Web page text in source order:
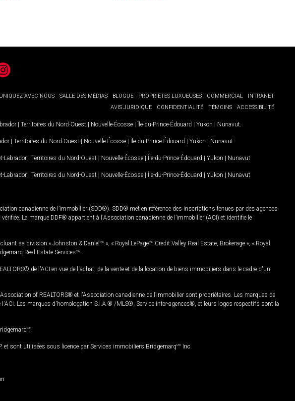
AVEC NOUS SALLE DES MÉDIAS BLOGUE PROPRIÉTÉS LUXUEUSES COMMERCIAL
INTRANET
AVIS JURIDIQUE
CONFIDENTIALITÉ TÉMOINS ACCESSIBILITÉ
| Territoires du Nord-Ouest | Nouvelle-Écosse | Île-du-Prince-Édouard | Yukon | Nunavut
| Territoires du Nord-Ouest | Nouvelle-Écosse | Île-du-Prince-Édouard | Yukon | Nunavut
Labrador | Territoires du Nord-Ouest | Nouvelle-Écosse | Île-du-Prince-Édouard | Yukon | Nunavut
Labrador | Territoires du Nord-Ouest | Nouvelle-Écosse | Île-du-Prince-Édouard | Yukon | Nunavut
canadienne de l’immobilier (SDD®). SDD® met en référence des inscriptions tenues par des agences
La marque DDF® appartient à l'Association canadienne de l’immobilier (ACI) et identifie le
sa division « Johnston & Daniel MD », « Royal LePageMD Credit Valley Real Estate, Brokerage », « Royal
Real Estate ServicesMD
de l'ACI en vue de l'achat, de la vente et de la location de biens immobiliers dans le cadre d'un
of REALTORS® et l'Association canadienne de l’immobilier sont propriétaires. Les marques de
Les marques d'homologation S.I.A.® /MLS®, Service inter-agences®, et leurs logos respectifs sont la
MD
et sont utilisées sous licence par Services immobiliers BridgemarqMD Inc.